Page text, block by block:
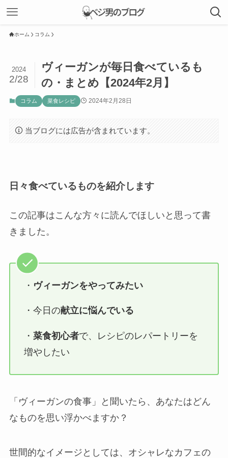
ホーム コラム
ヴィーガンが毎日食べているも
の・まとめ【2024年2月】
2024
2/28
コラム 菜食レシピ 2024年2月28日
当ブログには広告が含まれています。
日々食べているものを紹介します
この記事はこんな方々に読んでほしいと思って書
きました。
・ ヴィーガンをやってみたい
・今日の献立に悩んでいる
・ 菜食初心者で、レシピのレパートリーを
増やしたい
「ヴィーガンの食事」と聞いたら、あなたはどん
なものを思い浮かべますか？
世間的なイメージとしては、オシャレなカフェの